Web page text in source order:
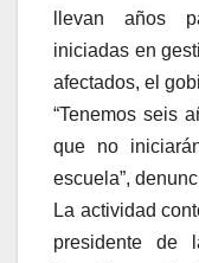
llevan años
iniciadas en
afectados, el
“Tenemos seis
que no
escuela”,
La actividad
presidente de